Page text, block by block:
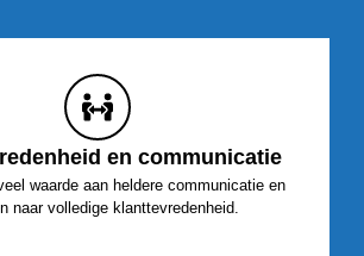
en communicatie
waarde aan heldere communicatie en
naar volledige klanttevredenheid.